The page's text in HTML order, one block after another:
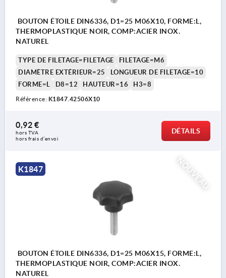
BOUTON ÉTOILE DIN6336, D1=25 M06X10, FORME:L,
THERMOPLASTIQUE NOIR, COMP:ACIER INOX.
NATUREL
TYPE DE FILETAGE=FILETAGE
FILETAGE=M6
DIAMÈTRE EXTÉRIEUR=25
LONGUEUR DE FILETAGE=10
FORME=L
D8=12 HAUTEUR=16 H3=8
Référence: K1847.42506X10
0,92 €
hors TVA
hors frais d’envoi
DÉTAILS
NOUVEAU
K1847
BOUTON ÉTOILE DIN6336, D1=25 M06X15, FORME:L,
THERMOPLASTIQUE NOIR, COMP:ACIER INOX.
NATUREL